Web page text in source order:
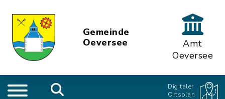
Gemeinde
Oeversee
Amt
Oeversee
Digitaler
Ortsplan